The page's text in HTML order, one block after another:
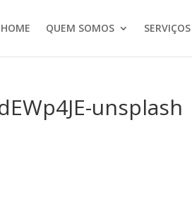
HOME QUEM SOMOS SERVIÇOS
unsplash